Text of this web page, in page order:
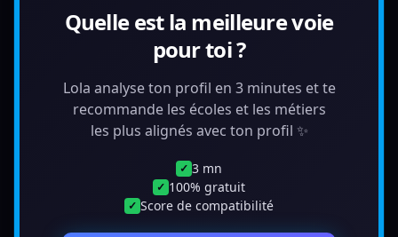
Quelle est la meilleure voie
pour toi ?
Lola analyse ton profil en 3 minutes et te
recommande les écoles et les métiers
les plus alignés avec ton profil ✨
✓ 3 mn
✓ 100% gratuit
✓ Score de compatibilité